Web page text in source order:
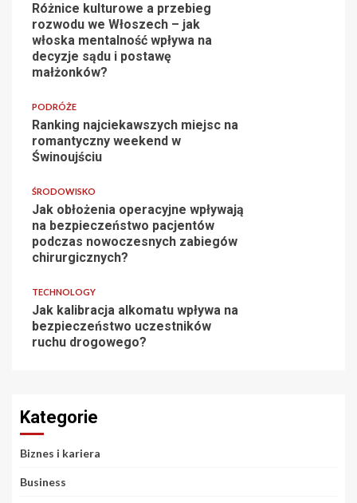
Różnice kulturowe a przebieg
rozwodu we Włoszech – jak
włoska mentalność wpływa na
decyzje sądu i postawę
małżonków?
PODRÓŻE
Ranking najciekawszych miejsc na
romantyczny weekend w
Świnoujściu
ŚRODOWISKO
Jak obłożenia operacyjne wpływają
na bezpieczeństwo pacjentów
podczas nowoczesnych zabiegów
chirurgicznych?
TECHNOLOGY
Jak kalibracja alkomatu wpływa na
bezpieczeństwo uczestników
ruchu drogowego?
Kategorie
Biznes i kariera
Business